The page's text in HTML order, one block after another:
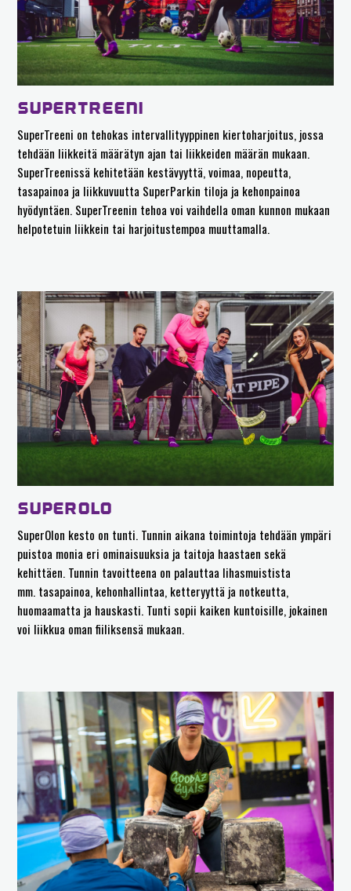
SUPERTREENI
SuperTreeni on tehokas intervallityyppinen kiertoharjoitus, jossa
tehdään liikkeitä määrätyn ajan tai liikkeiden määrän mukaan.
SuperTreenissä kehitetään kestävyyttä, voimaa, nopeutta,
tasapainoa ja liikkuvuutta SuperParkin tiloja ja kehonpainoa
hyödyntäen. SuperTreenin tehoa voi vaihdella oman kunnon mukaan
helpotetuin liikkein tai harjoitustempoa muuttamalla.
SUPEROLO
SuperOlon kesto on tunti. Tunnin aikana toimintoja tehdään ympäri
puistoa monia eri ominaisuuksia ja taitoja haastaen sekä
kehittäen. Tunnin tavoitteena on palauttaa lihasmuistista
mm. tasapainoa, kehonhallintaa, ketteryyttä ja notkeutta,
huomaamatta ja hauskasti. Tunti sopii kaiken kuntoisille, jokainen
voi liikkua oman fiiliksensä mukaan.